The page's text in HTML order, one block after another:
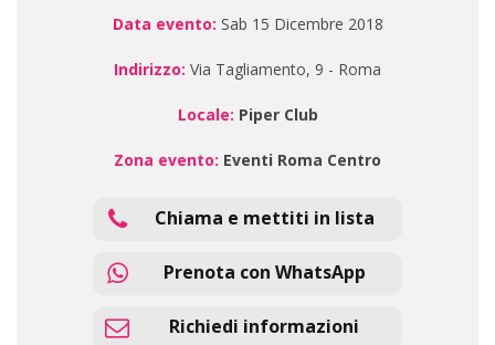
Data evento: Sab 15 Dicembre 2018
Indirizzo: Via Tagliamento, 9 - Roma
Locale: Piper Club
Zona evento: Eventi Roma Centro
Chiama e mettiti in lista
Prenota con WhatsApp
Richiedi informazioni